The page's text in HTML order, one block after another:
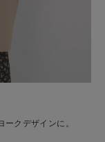
クデザインに。